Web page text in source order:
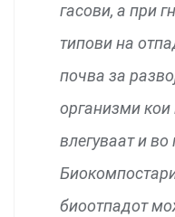
гасови, а при
типови на
почва за
организми кои
влегуваат и
биоотпадот